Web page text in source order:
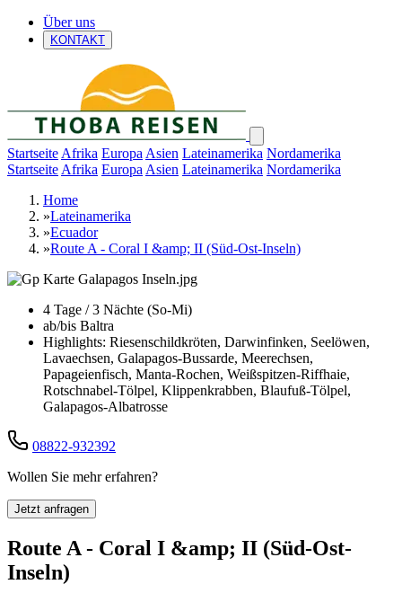
Über uns
KONTAKT
Startseite Afrika Europa Asien Lateinamerika Nordamerika
Startseite Afrika Europa Asien Lateinamerika Nordamerika
Home
»Lateinamerika
»Ecuador
»Route A - Coral I &amp; II (Süd-Ost-Inseln)
4 Tage / 3 Nächte (So-Mi)
ab/bis Baltra
Highlights: Riesenschildkröten, Darwinfinken, Seelöwen,
Lavaechsen, Galapagos-Bussarde, Meerechsen,
Papageienfisch, Manta-Rochen, Weißspitzen-Riffhaie,
Rotschnabel-Tölpel, Klippenkrabben, Blaufuß-Tölpel,
Galapagos-Albatrosse
08822-932392
Wollen Sie mehr erfahren?
Jetzt anfragen
Route A - Coral I &amp; II (Süd-Ost-
Inseln)